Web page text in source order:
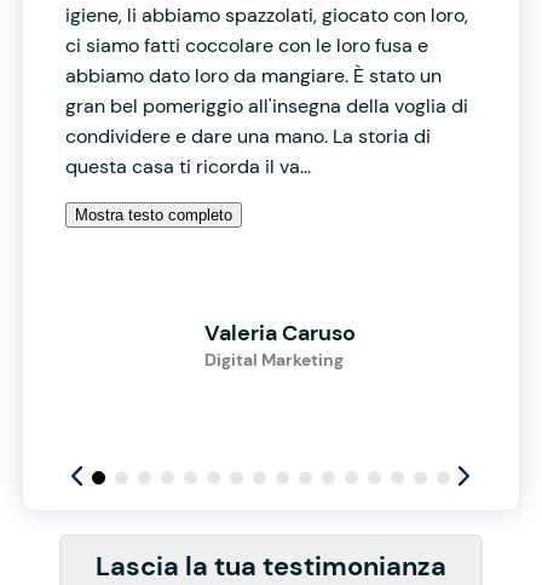
igiene, li abbiamo spazzolati, giocato con loro,
ci siamo fatti coccolare con le loro fusa e
abbiamo dato loro da mangiare. È stato un
gran bel pomeriggio all'insegna della voglia di
condividere e dare una mano. La storia di
questa casa ti ricorda il va...
Mostra testo completo
Valeria Caruso
Digital Marketing
Lascia la tua testimonianza